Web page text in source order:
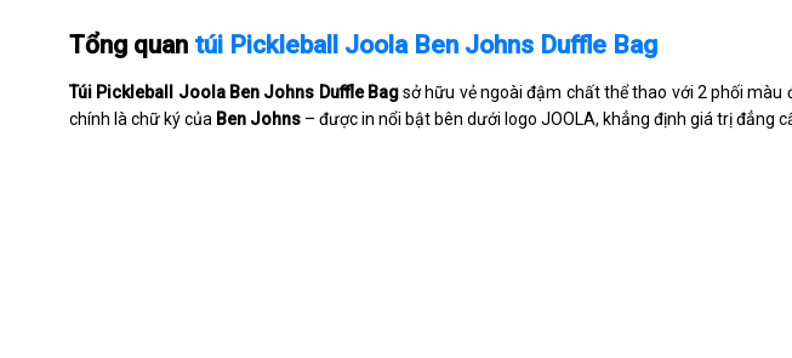
Tổng quan túi Pickleball Joola Ben Johns Duffle Bag
Túi Pickleball Joola Ben Johns Duffle Bagsở hữu vẻ ngoài đậm chất thể thao với 2 phối
chính là chữ ký của Ben Johns – được in nổi bật bên dưới logo JOOLA, khẳng định giá trị đẳng